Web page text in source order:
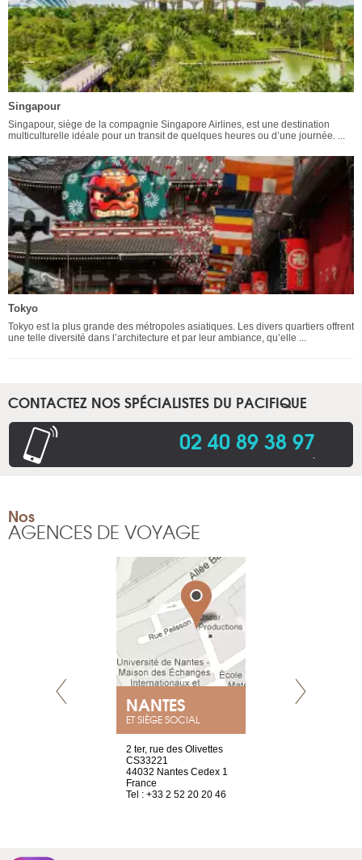
Singapour
Singapour, siège de la compagnie Singapore Airlines, est une destination
multiculturelle idéale pour un transit de quelques heures ou d’une journée. ...
Tokyo
Tokyo est la plus grande des métropoles asiatiques. Les divers quartiers offrent
une telle diversité dans l’architecture et par leur ambiance, qu’elle ...
CONTACTEZ NOS SPÉCIALISTES DU PACIFIQUE
02 40 89 38 97.
Nos
AGENCES DE VOYAGE
NANTES
ET SIÈGE SOCIAL
2 ter, rue des Olivettes
CS33221
44032 Nantes Cedex 1
France
Tel : +33 2 52 20 20 46